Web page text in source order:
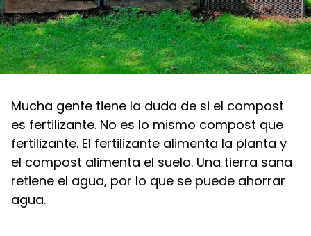
Mucha gente tiene la duda de si el compost
es fertilizante. No es lo mismo compost que
fertilizante. El fertilizante alimenta la planta y
el compost alimenta el suelo. Una tierra sana
retiene el agua, por lo que se puede ahorrar
agua.